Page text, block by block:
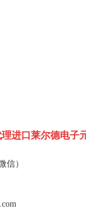
进口莱尔德电子
信）